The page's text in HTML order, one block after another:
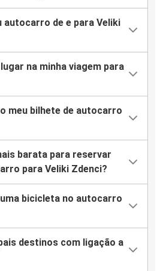
autocarro de e para Veliki
na minha viagem para
meu bilhete de autocarro
barata para reservar
para Veliki Zdenci?
bicicleta no autocarro
destinos com ligação a